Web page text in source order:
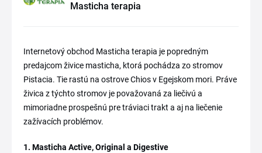
Masticha terapia
Internetový obchod Masticha terapia je popredným
predajcom živice masticha, ktorá pochádza zo stromov
Pistacia. Tie rastú na ostrove Chios v Egejskom mori. Práve
živica z týchto stromov je považovaná za liečivú a
mimoriadne prospešnú pre tráviaci trakt a aj na liečenie
zažívacích problémov.
1. Masticha Active, Original a Digestive